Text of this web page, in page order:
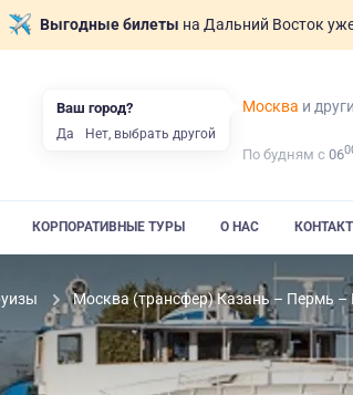
Выгодные билеты на Дальний Восток
Москва и
По будням с 06
КОРПОРАТИВНЫЕ ТУРЫ О НАС
Москва (трансфер) Казань – Пермь
Ваш город?
Да Нет, выбрать другой